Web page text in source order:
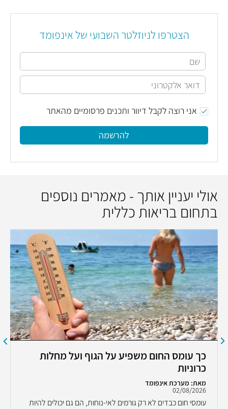
הצטרפו לניוזלטר השבועי של אינפומד
אני רוצה לקבל דיוור ותכנים פרסומיים מהאתר
להרשמה
אולי יעניין אותך - מאמרים נוספים
בתחום בריאות כללית
כך עומס החום משפיע על הגוף ועל מחלות
כרוניות
מאת: מערכת אינפומד
02/08/2026
עומסי חום כבדים לא רק גורמים לאי-נוחות, הם גם יכולים להיות